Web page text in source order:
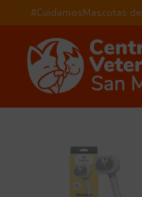
#CuidamosMascotas